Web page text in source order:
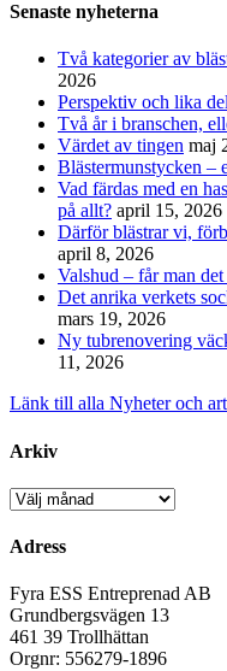
Senaste nyheterna
Två kategorier av
2026
Perspektiv och lika
Två år i branschen,
Värdet av tingen maj
Blästermunstycken –
Vad färdas med en
på allt? april 15, 2026
Därför blästrar vi,
april 8, 2026
Valshud – får man det
Det anrika verkets
mars 19, 2026
Ny tubrenovering
11, 2026
Länk till alla Nyheter och
Arkiv
Arkiv
Adress
Fyra ESS Entreprenad AB
Grundbergsvägen 13
461 39 Trollhättan
Orgnr: 556279-1896